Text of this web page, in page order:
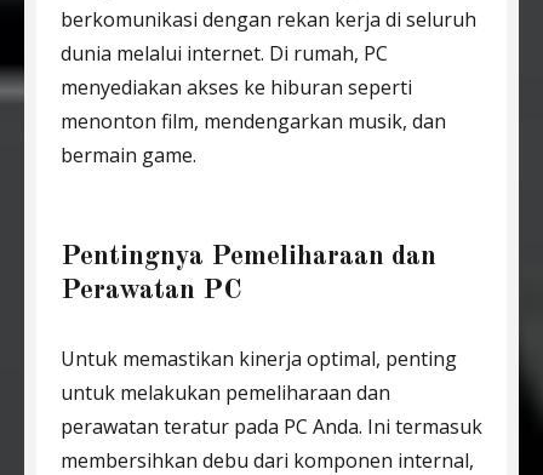
berkomunikasi dengan rekan kerja di seluruh
dunia melalui internet. Di rumah, PC
menyediakan akses ke hiburan seperti
menonton film, mendengarkan musik, dan
bermain game.
Pentingnya Pemeliharaan dan
Perawatan PC
Untuk memastikan kinerja optimal, penting
untuk melakukan pemeliharaan dan
perawatan teratur pada PC Anda. Ini termasuk
membersihkan debu dari komponen internal,